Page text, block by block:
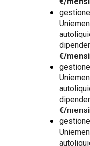
€/
€/